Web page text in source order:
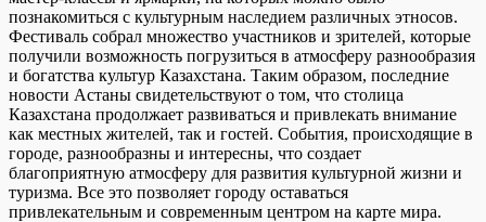
познакомиться с культурным наследием различных этносов.
Фестиваль собрал множество участников и зрителей, которые
получили возможность погрузиться в атмосферу разнообразия
и богатства культур Казахстана. Таким образом, последние
новости Астаны свидетельствуют о том, что столица
Казахстана продолжает развиваться и привлекать внимание
как местных жителей, так и гостей. События, происходящие в
городе, разнообразны и интересны, что создает
благоприятную атмосферу для развития культурной жизни и
туризма. Все это позволяет городу оставаться
привлекательным и современным центром на карте мира.